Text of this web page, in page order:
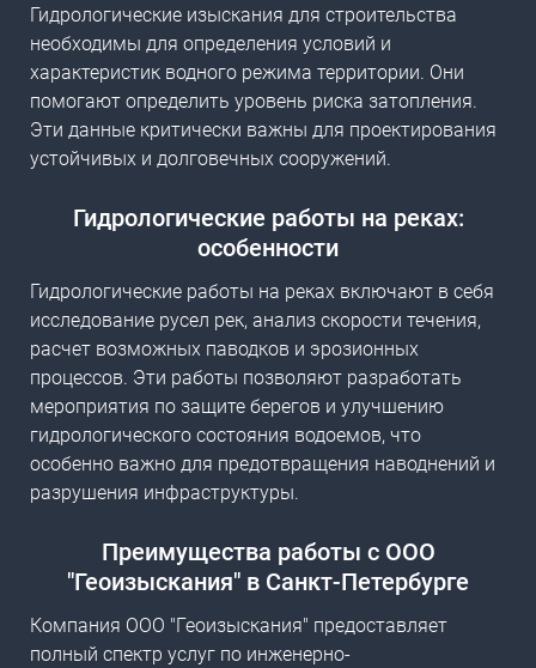
Гидрологические изыскания для строительства
необходимы для определения условий и
характеристик водного режима территории. Они
помогают определить уровень риска затопления.
Эти данные критически важны для проектирования
устойчивых и долговечных сооружений.
Гидрологические работы на реках:
особенности
Гидрологические работы на реках включают в себя
исследование русел рек, анализ скорости течения,
расчет возможных паводков и эрозионных
процессов. Эти работы позволяют разработать
мероприятия по защите берегов и улучшению
гидрологического состояния водоемов, что
особенно важно для предотвращения наводнений и
разрушения инфраструктуры.
Преимущества работы с ООО
"Геоизыскания" в Санкт-Петербурге
Компания ООО "Геоизыскания" предоставляет
полный спектр услуг по инженерно-